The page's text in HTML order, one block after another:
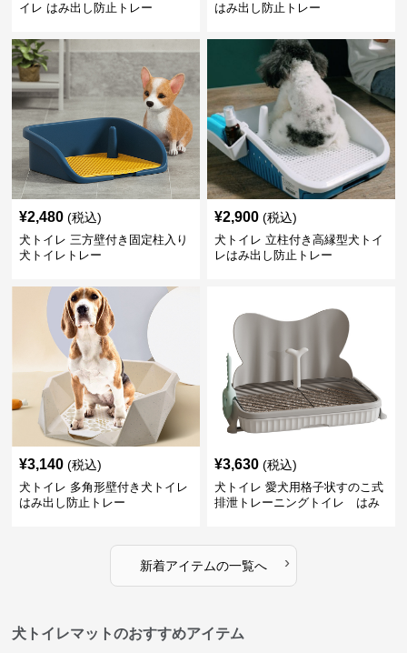
イレ はみ出し防止トレー
はみ出し防止トレー
¥2,480 (税込)
犬トイレ 三方壁付き固定柱入り
犬トイレトレー
¥2,900 (税込)
犬トイレ 立柱付き高縁型犬トイ
レはみ出し防止トレー
¥3,140 (税込)
犬トイレ 多角形壁付き犬トイレ
はみ出し防止トレー
¥3,630 (税込)
犬トイレ 愛犬用格子状すのこ式
排泄トレーニングトイレ はみ
新着アイテムの一覧へ ›
犬トイレマットのおすすめアイテム